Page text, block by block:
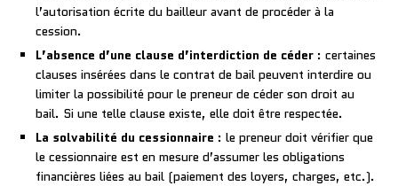
l’autorisation écrite du bailleur avant de procéder à la
cession.
L’absence d’une clause d’interdiction de céder : certaines
clauses insérées dans le contrat de bail peuvent interdire ou
limiter la possibilité pour le preneur de céder son droit au
bail. Si une telle clause existe, elle doit être respectée.
La solvabilité du cessionnaire : le preneur doit vérifier que
le cessionnaire est en mesure d’assumer les obligations
financières liées au bail (paiement des loyers, charges, etc.).